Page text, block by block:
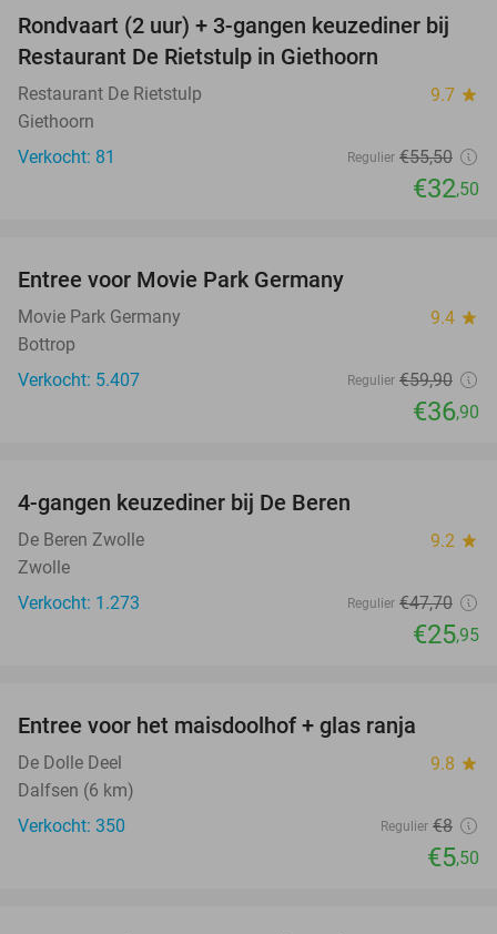
41%
Rondvaart (2 uur) + 3-gangen keuzediner bij
Restaurant De Rietstulp in Giethoorn
Restaurant De Rietstulp 9.7 star
Giethoorn
Verkocht: 81
Regulier €55,50
€32,50
Entree voor Movie Park Germany
Movie Park Germany 9.4 star
Bottrop
Verkocht: 5.407
Regulier €59,90
€36,90
4-gangen keuzediner bij De Beren
De Beren Zwolle 9.2 star
Zwolle
Verkocht: 1.273
Regulier €47,70
€25,95
Entree voor het maisdoolhof + glas ranja
De Dolle Deel 9.8 star
Dalfsen (6 km)
Verkocht: 350
Regulier €8
€5,50